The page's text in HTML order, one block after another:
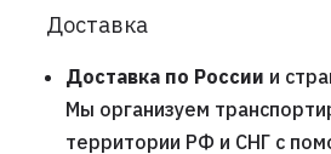
Доставка
Доставка по России и
Мы организуем
территории РФ и СНГ с